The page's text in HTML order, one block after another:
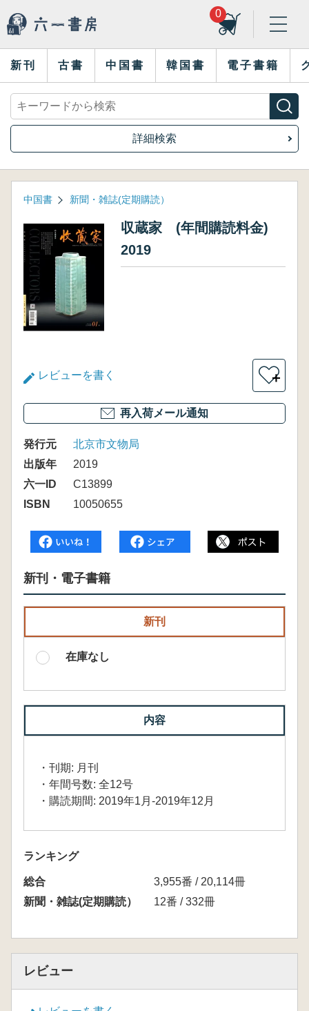
0
新刊 古書 中国書 韓国書 電子書籍
詳細検索
中国書 新聞・雑誌(定期購読）
収蔵家 (年間購読料金)
2019
レビューを書く ＋
再入荷メール通知
発行元
北京市文物局
出版年
2019
六一ID
C13899
ISBN
10050655
新刊・電子書籍
新刊
在庫なし
内容
・刊期: 月刊
・年間号数: 全12号
・購読期間: 2019年1月-2019年12月
ランキング
総合
3,955番 / 20,114冊
新聞・雑誌(定期購読）
12番 / 332冊
レビュー